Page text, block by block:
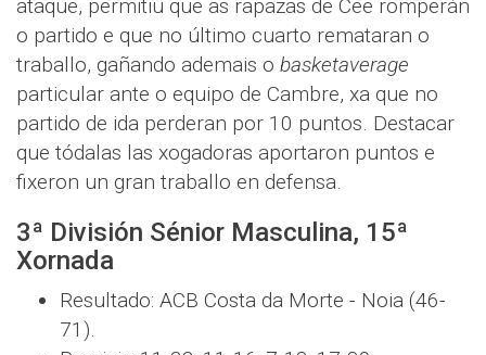
ataque, permitiu que as rapazas de Cee romperán
o partido e que no último cuarto remataran o
traballo, gañando ademais o basketaverage
particular ante o equipo de Cambre, xa que no
partido de ida perderan por 10 puntos. Destacar
que tódalas las xogadoras aportaron puntos e
fixeron un gran traballo en defensa.
3ª División Sénior Masculina, 15ª
Xornada
Resultado: ACB Costa da Morte - Noia (46-
71).